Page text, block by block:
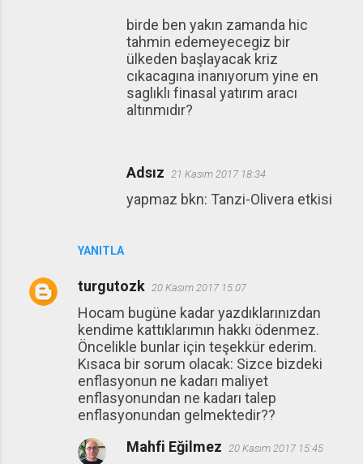
YANITLA
birde ben yakın zamanda hic
tahmin edemeyecegiz bir
ülkeden başlayacak kriz
cıkacagına inanıyorum yine en
saglıklı finasal yatırım aracı
altınmıdır?
Adsız 21 Kasım 2017 18:34
yapmaz bkn: Tanzi-Olivera etkisi
turgutozk 20 Kasım 2017 15:07
Hocam bugüne kadar yazdıklarınızdan
kendime kattıklarımın hakkı ödenmez.
Öncelikle bunlar için teşekkür ederim.
Kısaca bir sorum olacak: Sizce bizdeki
enflasyonun ne kadarı maliyet
enflasyonundan ne kadarı talep
enflasyonundan gelmektedir??
Mahfi Eğilmez 20 Kasım 2017 15:45